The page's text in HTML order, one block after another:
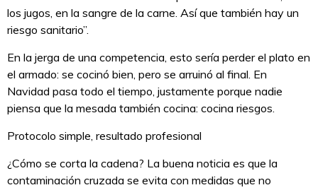
los jugos, en la sangre de la carne. Así que también hay un
riesgo sanitario”.
En la jerga de una competencia, esto sería perder el plato en
el armado: se cocinó bien, pero se arruinó al final. En
Navidad pasa todo el tiempo, justamente porque nadie
piensa que la mesada también cocina: cocina riesgos.
Protocolo simple, resultado profesional
¿Cómo se corta la cadena? La buena noticia es que la
contaminación cruzada se evita con medidas que no